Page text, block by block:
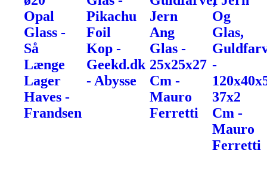
Opal
Glass -
Så
Længe
Lager
Haves -
Frandsen
Pikachu
Foil
Kop -
Geekd.dk
- Abysse
Jern
Ang
Glas -
25x25x27
Cm -
Mauro
Ferretti
Og
Glas,
-
37x2
Cm -
Mauro
Ferretti